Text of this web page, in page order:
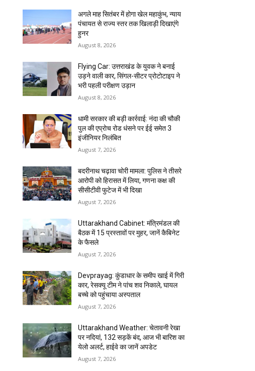
अगले माह सितंबर में होगा खेल महाकुंभ, न्याय
पंचायत से राज्य स्तर तक खिलाड़ी दिखाएंगे
हुनर
August 8, 2026
Flying Car: उत्तराखंड के युवक ने बनाई
उड़ने वाली कार, सिंगल-सीटर प्रोटोटाइप ने
भरी पहली परीक्षण उड़ान
August 8, 2026
धामी सरकार की बड़ी कार्रवाई: नंदा की चौकी
पुल की एप्राेच रोड धंसने पर ईई समेत 3
इंजीनियर निलंबित
August 7, 2026
बदरीनाथ चढ़ावा चोरी मामला: पुलिस ने तीसरे
आरोपी को हिरासत में लिया, गणना कक्ष की
सीसीटीवी फुटेज में भी दिखा
August 7, 2026
Uttarakhand Cabinet: मंत्रिमंडल की
बैठक में 15 प्रस्तावों पर मुहर, जानें कैबिनेट
के फैसले
August 7, 2026
Devprayag: कुंडाधार के समीप खाई में गिरी
कार, रेसक्यू टीम ने पांच शव निकाले, घायल
बच्चे को पहुंचाया अस्पताल
August 7, 2026
Uttarakhand Weather: चेतावनी रेखा
पर नदियां, 132 सड़कें बंद, आज भी बारिश का
येलो अलर्ट, हाईवे का जानें अपडेट
August 7, 2026